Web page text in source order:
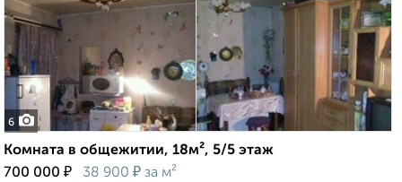
6
Комната в общежитии, 18м², 5/5 этаж
700 000 ₽ 38 900 ₽ за м²